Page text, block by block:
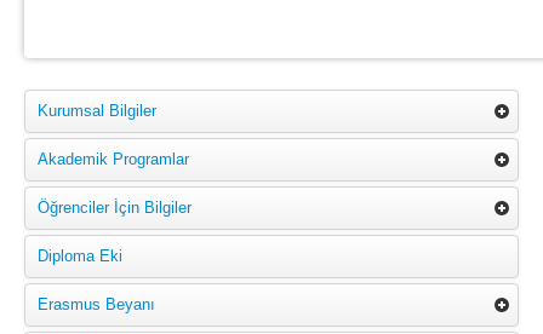
Kurumsal Bilgiler
Akademik Programlar
Öğrenciler İçin Bilgiler
Diploma Eki
Erasmus Beyanı